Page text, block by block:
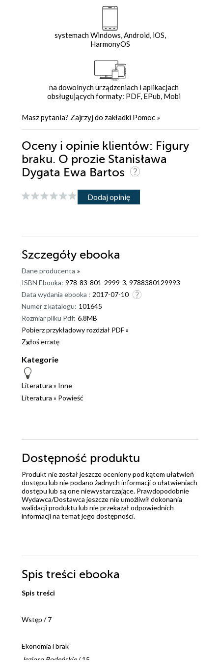
systemach Windows, Android, iOS,
HarmonyOS
na dowolnych urządzeniach i aplikacjach
obsługujących formaty: PDF, EPub, Mobi
Masz pytania? Zajrzyj do zakładki Pomoc »
Oceny i opinie klientów: Figury
braku. O prozie Stanisława
Dygata Ewa Bartos
Dodaj opinię
Szczegóły ebooka
Dane producenta »
ISBN Ebooka: 978-83-801-2999-3, 9788380129993
Data wydania ebooka : 2017-07-10
Numer z katalogu: 101645
Rozmiar pliku Pdf: 6.8MB
Pobierz przykładowy rozdział PDF »
Zgłoś erratę
Kategorie
Literatura » Inne
Literatura » Powieść
Dostępność produktu
Produkt nie został jeszcze oceniony pod kątem ułatwień
dostępu lub nie podano żadnych informacji o ułatwieniach
dostępu lub są one niewystarczające. Prawdopodobnie
Wydawca/Dostawca jeszcze nie umożliwił dokonania
walidacji produktu lub nie przekazał odpowiednich
informacji na temat jego dostępności.
Spis treści ebooka
Spis treści
Wstęp / 7
Ekonomia i brak
Jezioro Bodeńskie / 15